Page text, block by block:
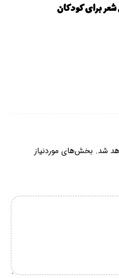
برای کودکان
شد. بخش‌های موردنیاز